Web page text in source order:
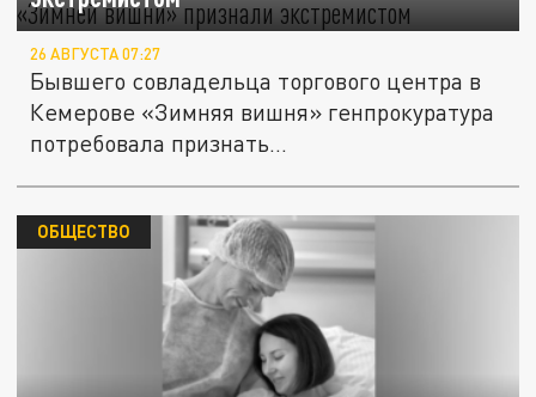
26 АВГУСТА 07:27
Бывшего совладельца торгового центра в
Кемерове «Зимняя вишня» генпрокуратура
потребовала признать...
ОБЩЕСТВО